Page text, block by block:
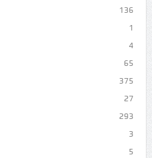
136
1
4
65
375
27
293
3
5